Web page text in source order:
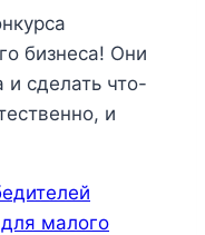
бизнеса! Они
и сделать что-
и
малого